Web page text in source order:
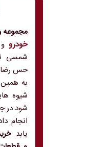
مجموعه
خودرو
شمسی
حس
به
شیوه
شود در
انجام
یابد.